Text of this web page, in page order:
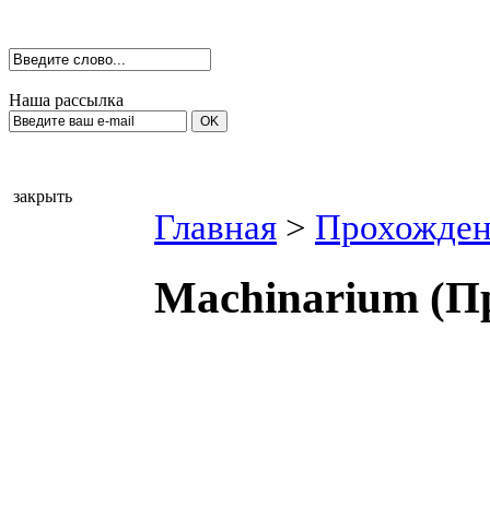
Наша рассылка
закрыть
Главная >
Machinarium